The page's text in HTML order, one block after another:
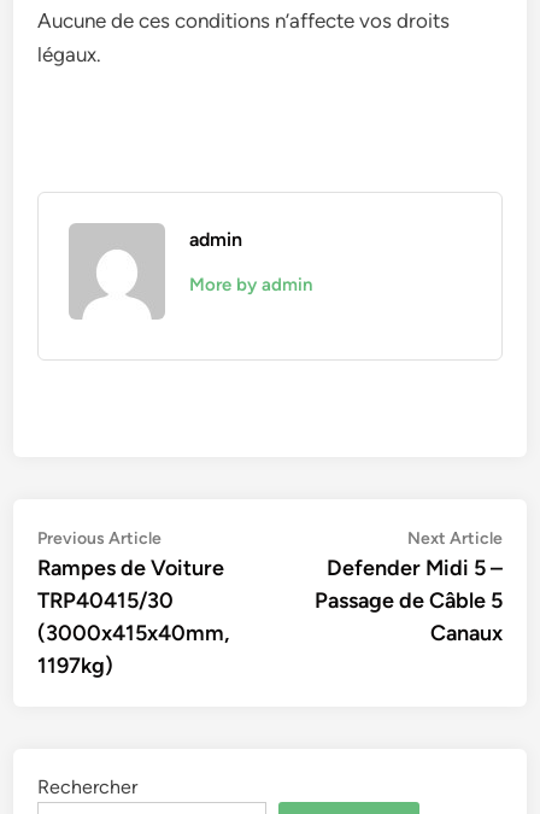
Aucune de ces conditions n’affecte vos droits
légaux.
admin
More by admin
Navigation
de
l’article
Previous ArticlePrevious
article:
Rampes de Voiture
TRP40415/30
(3000x415x40mm,
1197kg)
Next Article
Defender Midi 5 –
Passage de Câble 5
Canaux
Rechercher